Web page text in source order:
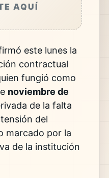
AQUÍ
este lunes la
contractual
fungió como
noviembre de
de la falta
del
marcado por la
de la institución